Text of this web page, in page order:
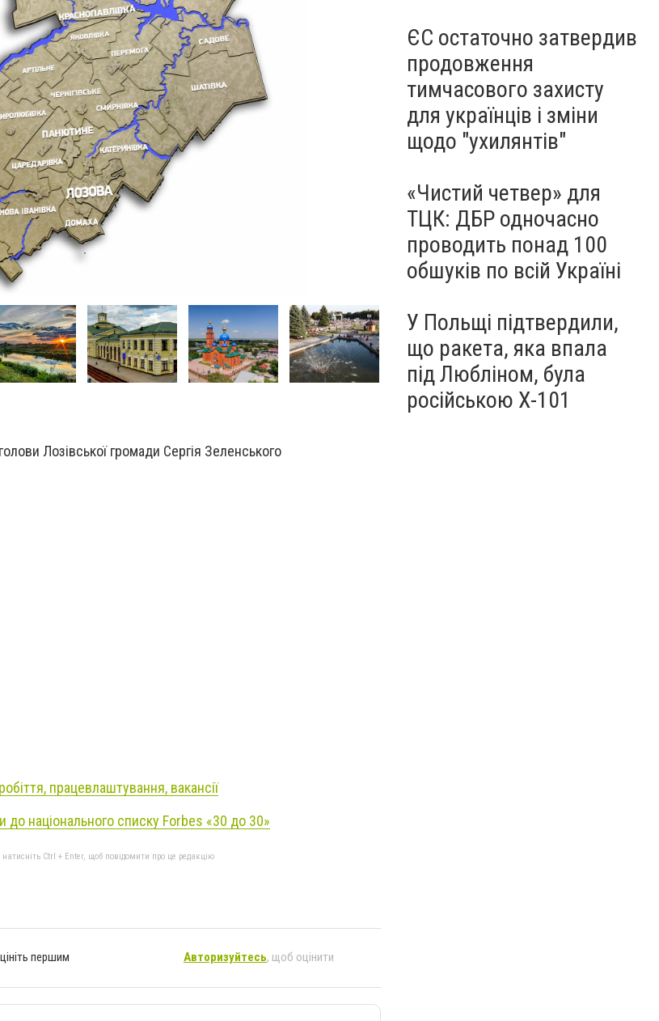
Лозівської громади Сергія Зеленського
працевлаштування, вакансії
до національного списку Forbes «30 до 30»
Ctrl + Enter, щоб повідомити про це редакцію
першим Авторизуйтесь, щоб оцінити
ЄС остаточно затвердив
продовження
тимчасового захисту
для українців і зміни
щодо "ухилянтів"
«Чистий четвер» для
ТЦК: ДБР одночасно
проводить понад 100
обшуків по всій Україні
У Польщі підтвердили,
що ракета, яка впала
під Любліном, була
російською Х-101